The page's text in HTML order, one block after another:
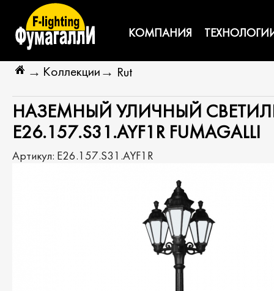
КОМПАНИЯ
→ Коллекции → Rut
НАЗЕМНЫЙ УЛИЧНЫЙ
E26.157.S31.AYF1R FUMAGALLI
Артикул: E26.157.S31.AYF1R